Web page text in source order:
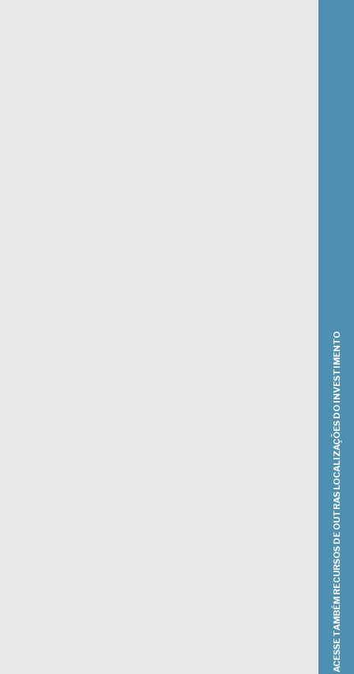
ACESSE TAMBÉM RECURSOS DE OUTRAS LOCALIZAÇÕES DO INVESTIMENTO